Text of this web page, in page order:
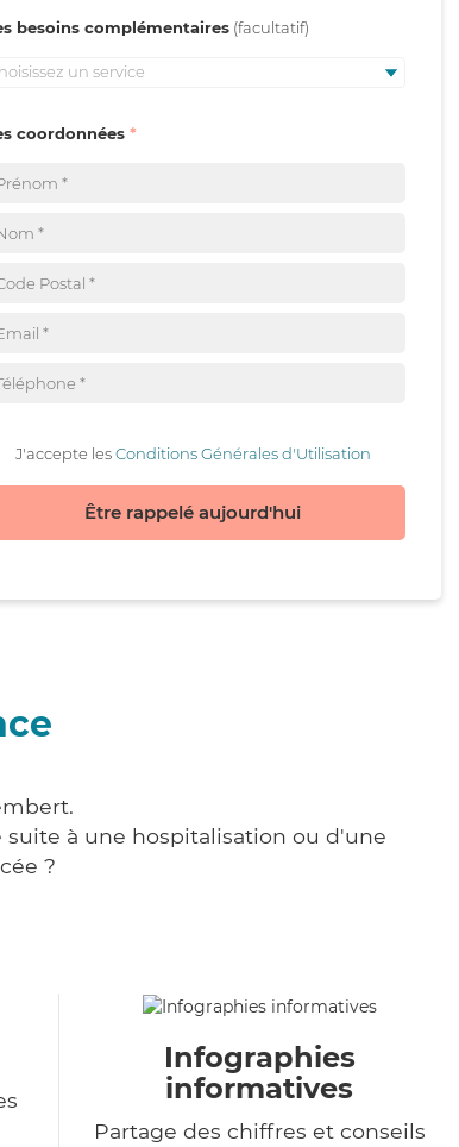
besoins complémentaires
un service
coordonnées
J'accepte lesConditions Générales d'Utilisation
Être rappelé aujourd'hui
à une hospitalisation ou d'une
?
Infographies
informatives
Partage des chiffres et conseils